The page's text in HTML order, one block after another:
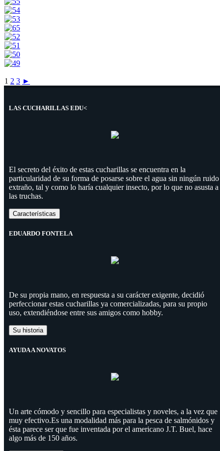
1 2 3 ►
LAS CUCHARILLAS EDU<
El secreto del éxito de estas cucharillas se encuentra en la
particularidad de su forma de posarse sobre el agua sin ningún ruido
extraño, tal y como lo haría cualquier insecto, por lo que no asusta a
las truchas.
Características
EDUARDO FONTELA
De su propia mano, en respuesta a su carácter exigente, decidió
perfeccionar estas cucharillas ya comercializadas, para su propio
uso, extendiéndose entre sus amigos como hobby.
Su historia
AYUDA A NOVATOS
Un arte cómodo y sencillo para especialistas y noveles, a la vez que
muy efectivo.Es una modalidad más para la pesca de salmónidos y
ésta parece ser que fue inventada por el americano J.T. Buel, hace
algo más de 150 años.